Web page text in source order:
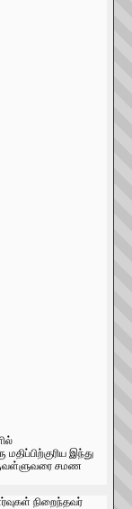
இந்து
சமண
நிறைந்தவர்